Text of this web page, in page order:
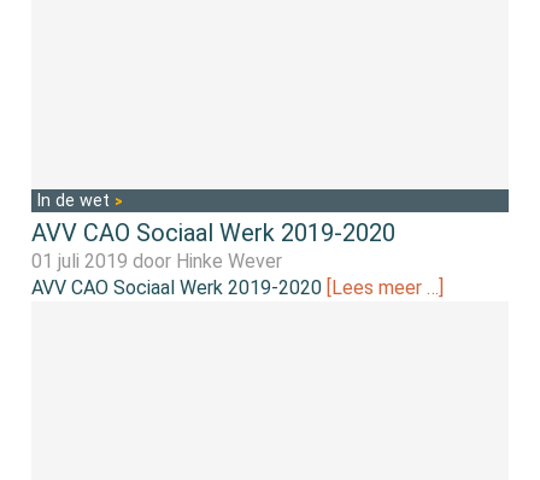
In de wet
AVV CAO Sociaal Werk 2019-2020
01 juli 2019 door Hinke Wever
AVV CAO Sociaal Werk 2019-2020 [Lees meer …]